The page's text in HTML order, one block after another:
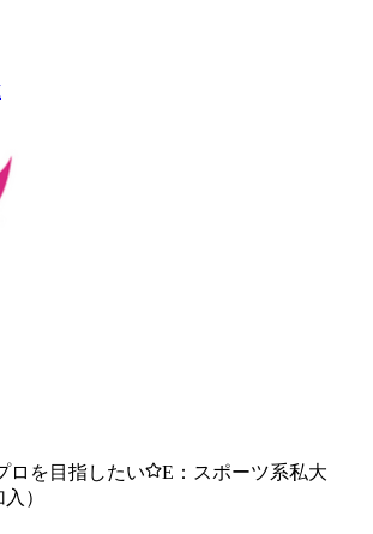
ロを目指したい
E：スポーツ系私大
）